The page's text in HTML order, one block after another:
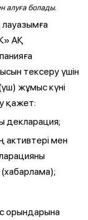
алуға болады.
АҚ
тексеру үшін
жұмыс күні
қажет:
декларация;
активтері мен
орындарына